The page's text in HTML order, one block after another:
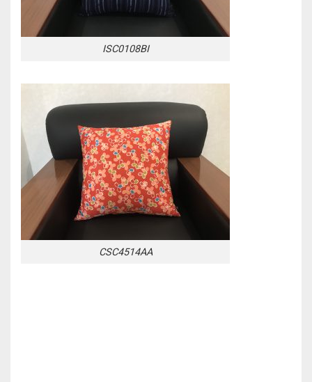
ISC0108BI
CSC4514AA